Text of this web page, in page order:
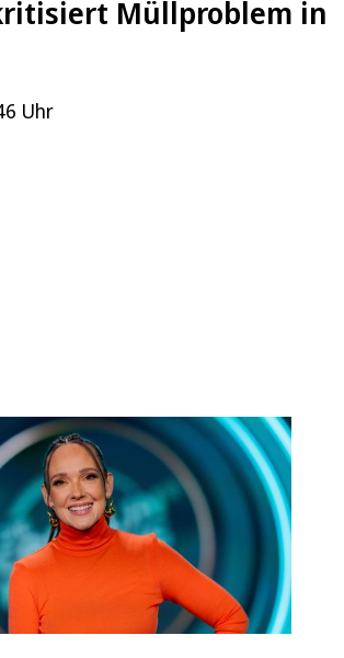
Müllproblem in
Uhr